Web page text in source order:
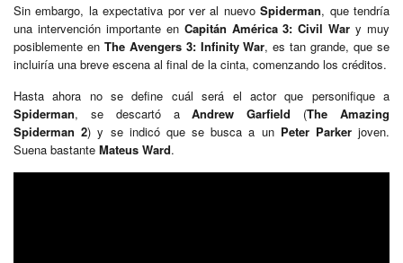
Sin embargo, la expectativa por ver al nuevoSpiderman, que tendría
una intervención importante en Capitán América 3: Civil War y muy
posiblemente en The Avengers 3: Infinity War, es tan grande, que se
incluiría una breve escena al final de la cinta, comenzando los créditos.
Hasta ahora no se define cuál será el actor que personifique a
Spiderman, se descartó aAndrew Garfield (The Amazing
Spiderman 2) y se indicó que se busca a un Peter Parkerjoven.
Suena bastante Mateus Ward.